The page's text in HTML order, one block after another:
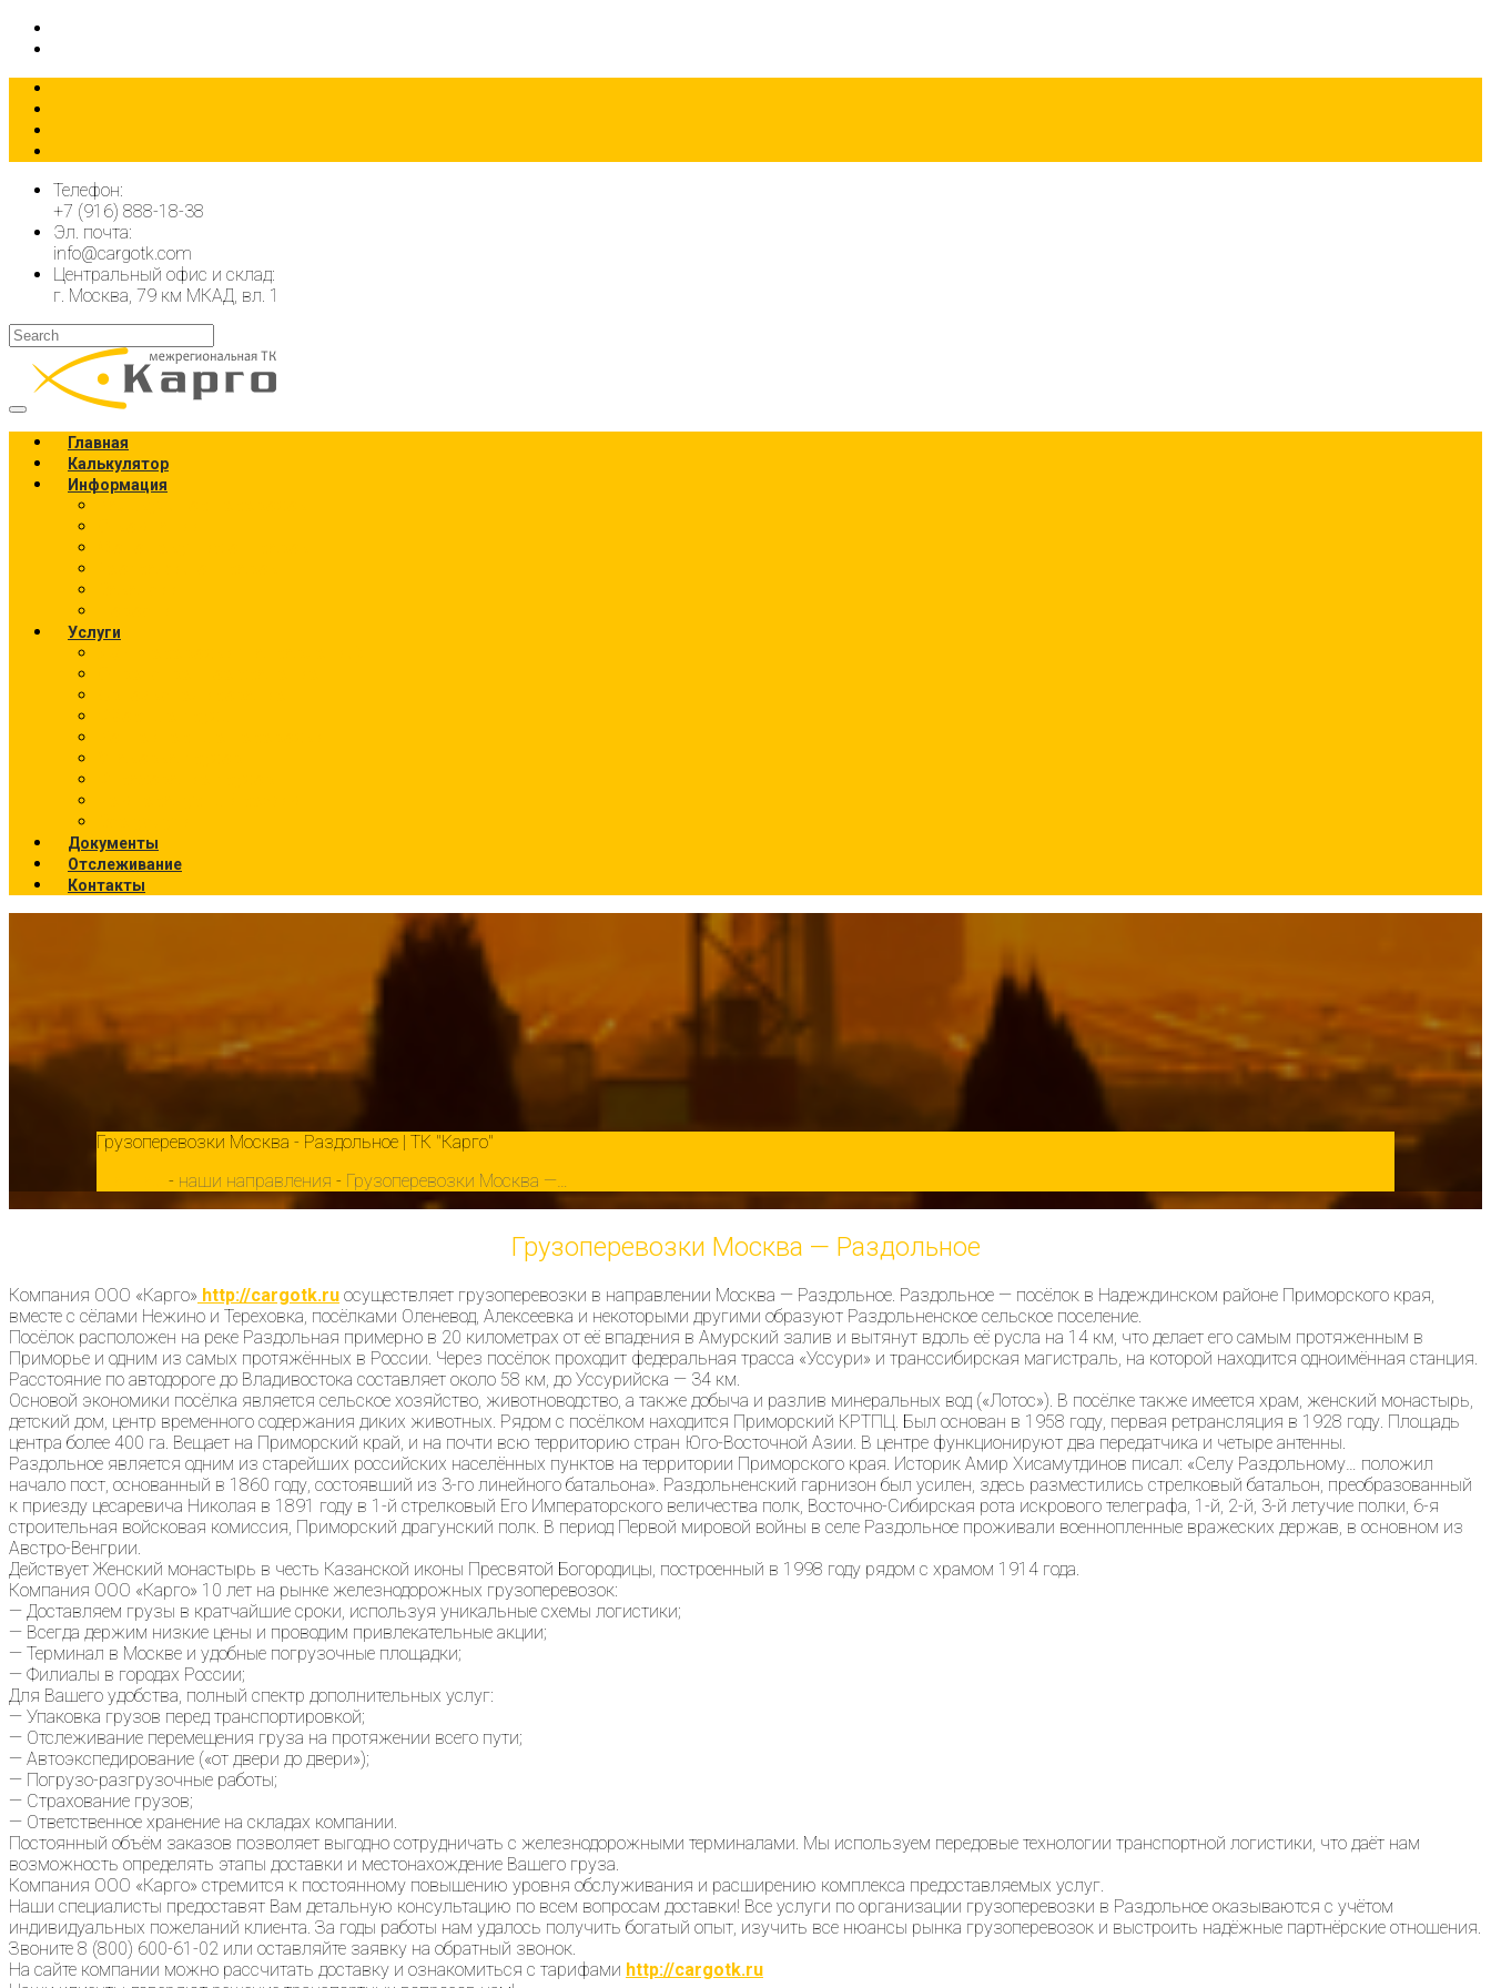
Телефон:
+7 (916) 888-18-38
Эл. почта:
info@cargotk.com
Центральный офис и склад:
г. Москва, 79 км МКАД, вл. 1
Главная
Калькулятор
Информация
Услуги
Документы
Отслеживание
Контакты
Грузоперевозки Москва - Раздольное | ТК "Карго"
- наши направления - Грузоперевозки Москва —…
Грузоперевозки Москва — Раздольное
Компания ООО «Карго» http://cargotk.ru осуществляет грузоперевозки в направлении Москва — Раздольное. Раздольное — посёлок в Надеждинском районе Приморского края,
вместе с сёлами Нежино и Тереховка, посёлками Оленевод, Алексеевка и некоторыми другими образуют Раздольненское сельское поселение.
Посёлок расположен на реке Раздольная примерно в 20 километрах от её впадения в Амурский залив и вытянут вдоль её русла на 14 км, что делает его самым протяженным в
Приморье и одним из самых протяжённых в России. Через посёлок проходит федеральная трасса «Уссури» и транссибирская магистраль, на которой находится одноимённая станция.
Расстояние по автодороге до Владивостока составляет около 58 км, до Уссурийска — 34 км.
Основой экономики посёлка является сельское хозяйство, животноводство, а также добыча и разлив минеральных вод («Лотос»). В посёлке также имеется храм, женский монастырь,
детский дом, центр временного содержания диких животных. Рядом с посёлком находится Приморский КРТПЦ. Был основан в 1958 году, первая ретрансляция в 1928 году. Площадь
центра более 400 га. Вещает на Приморский край, и на почти всю территорию стран Юго-Восточной Азии. В центре функционируют два передатчика и четыре антенны.
Раздольное является одним из старейших российских населённых пунктов на территории Приморского края. Историк Амир Хисамутдинов писал: «Селу Раздольному… положил
начало пост, основанный в 1860 году, состоявший из 3-го линейного батальона». Раздольненский гарнизон был усилен, здесь разместились стрелковый батальон, преобразованный
к приезду цесаревича Николая в 1891 году в 1-й стрелковый Его Императорского величества полк, Восточно-Сибирская рота искрового телеграфа, 1-й, 2-й, 3-й летучие полки, 6-я
строительная войсковая комиссия, Приморский драгунский полк. В период Первой мировой войны в селе Раздольное проживали военнопленные вражеских держав, в основном из
Австро-Венгрии.
Действует Женский монастырь в честь Казанской иконы Пресвятой Богородицы, построенный в 1998 году рядом с храмом 1914 года.
Компания ООО «Карго» 10 лет на рынке железнодорожных грузоперевозок:
— Доставляем грузы в кратчайшие сроки, используя уникальные схемы логистики;
— Всегда держим низкие цены и проводим привлекательные акции;
— Терминал в Москве и удобные погрузочные площадки;
— Филиалы в городах России;
Для Вашего удобства, полный спектр дополнительных услуг:
— Упаковка грузов перед транспортировкой;
— Отслеживание перемещения груза на протяжении всего пути;
— Автоэкспедирование («от двери до двери»);
— Погрузо-разгрузочные работы;
— Страхование грузов;
— Ответственное хранение на складах компании.
Постоянный объём заказов позволяет выгодно сотрудничать с железнодорожными терминалами. Мы используем передовые технологии транспортной логистики, что даёт нам
возможность определять этапы доставки и местонахождение Вашего груза.
Компания ООО «Карго» стремится к постоянному повышению уровня обслуживания и расширению комплекса предоставляемых услуг.
Наши специалисты предоставят Вам детальную консультацию по всем вопросам доставки! Все услуги по организации грузоперевозки в Раздольное оказываются с учётом
индивидуальных пожеланий клиента. За годы работы нам удалось получить богатый опыт, изучить все нюансы рынка грузоперевозок и выстроить надёжные партнёрские отношения.
Звоните 8 (800) 600-61-02 или оставляйте заявку на обратный звонок.
На сайте компании можно рассчитать доставку и ознакомиться с тарифами http://cargotk.ru